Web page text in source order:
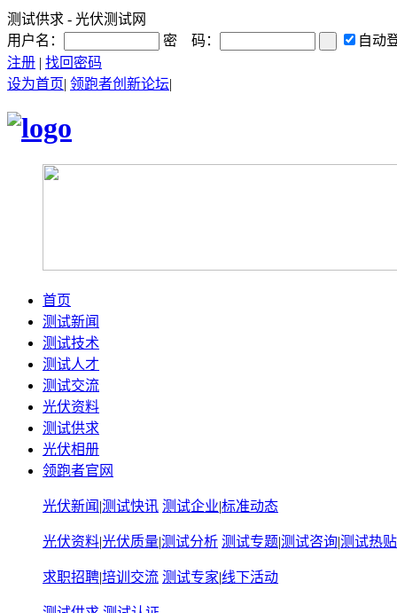
测试供求 - 光伏测试网
用户名：
密 码：
自动
注册 | 找回密码
设为首页| 领跑者创新论坛|
首页
测试新闻
测试技术
测试人才
测试交流
光伏资料
测试供求
光伏相册
领跑者官网
光伏新闻 |测试快讯 测试企业|标准动态
光伏资料|光伏质量|测试分析 测试专题|测试咨询|测试热贴
求职招聘|培训交流 测试专家|线下活动